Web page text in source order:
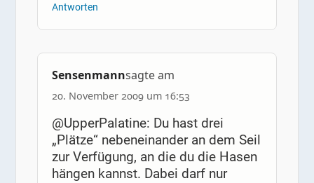
Antworten
Sensenmannsagte am
20. November 2009 um 16:53
@UpperPalatine: Du hast drei
„Plätze“ nebeneinander an dem Seil
zur Verfügung, an die du die Hasen
hängen kannst. Dabei darf nur